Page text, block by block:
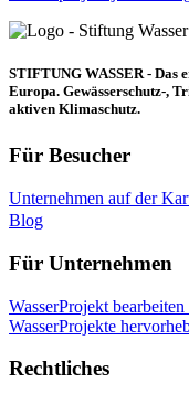
STIFTUNG WASSER - Das
Europa. Gewässerschutz-,
aktiven Klimaschutz.
Für Besucher
Unternehmen auf der
Blog
Für Unternehmen
WasserProjekt bearbeiten
WasserProjekte
Rechtliches